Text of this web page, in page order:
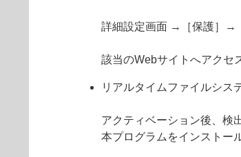
詳細設定画面 →［保護］→
該当のWebサイトへアクセ
リアルタイムファイルシス
アクティベーション後、検
本プログラムをインストー